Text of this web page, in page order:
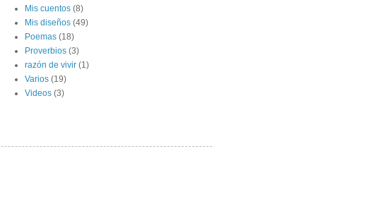
Mis cuentos (8)
Mis diseños (49)
Poemas (18)
Proverbios (3)
razón de vivir (1)
Varios (19)
Videos (3)